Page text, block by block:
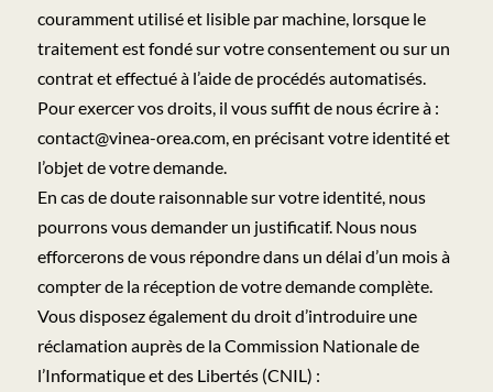
couramment utilisé et lisible par machine, lorsque le
traitement est fondé sur votre consentement ou sur un
contrat et effectué à l’aide de procédés automatisés.
Pour exercer vos droits, il vous suffit de nous écrire à :
contact@vinea-orea.com, en précisant votre identité et
l’objet de votre demande.
En cas de doute raisonnable sur votre identité, nous
pourrons vous demander un justificatif. Nous nous
efforcerons de vous répondre dans un délai d’un mois à
compter de la réception de votre demande complète.
Vous disposez également du droit d’introduire une
réclamation auprès de la Commission Nationale de
l’Informatique et des Libertés (CNIL) :